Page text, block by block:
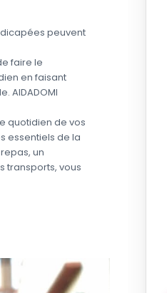
peuvent
faire le
en faisant
AIDADOMI
quotidien de vos
essentiels de la
un
transports, vous